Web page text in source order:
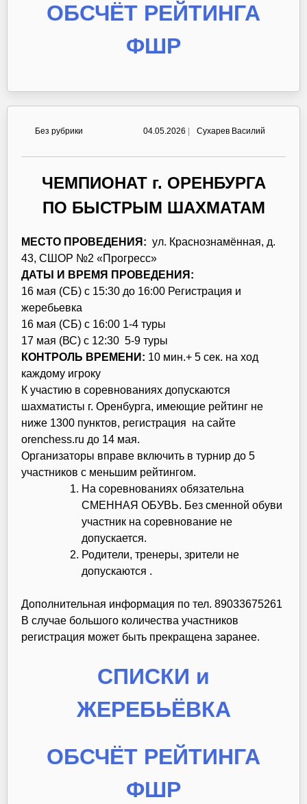
ОБСЧЁТ РЕЙТИНГА
ФШР
Без рубрики 04.05.2026 | Сухарев Василий
ЧЕМПИОНАТ г. ОРЕНБУРГА
ПО БЫСТРЫМ ШАХМАТАМ
МЕСТО ПРОВЕДЕНИЯ: ул. Краснознамённая, д.
43, СШОР №2 «Прогресс»
ДАТЫ И ВРЕМЯ ПРОВЕДЕНИЯ:
16 мая (СБ) с 15:30 до 16:00 Регистрация и
жеребьевка
16 мая (СБ) с 16:00 1-4 туры
17 мая (ВС) с 12:30 5-9 туры
КОНТРОЛЬ ВРЕМЕНИ: 10 мин.+ 5 сек. на ход
каждому игроку
К участию в соревнованиях допускаются
шахматисты г. Оренбурга, имеющие рейтинг не
ниже 1300 пунктов, регистрация на сайте
orenchess.ru до 14 мая.
Организаторы вправе включить в турнир до 5
участников с меньшим рейтингом.
На соревнованиях обязательна
СМЕННАЯ ОБУВЬ. Без сменной обуви
участник на соревнование не
допускается.
Родители, тренеры, зрители не
допускаются .
Дополнительная информация по тел. 89033675261
В случае большого количества участников
регистрация может быть прекращена заранее.
СПИСКИ и
ЖЕРЕБЬЁВКА
ОБСЧЁТ РЕЙТИНГА
ФШР